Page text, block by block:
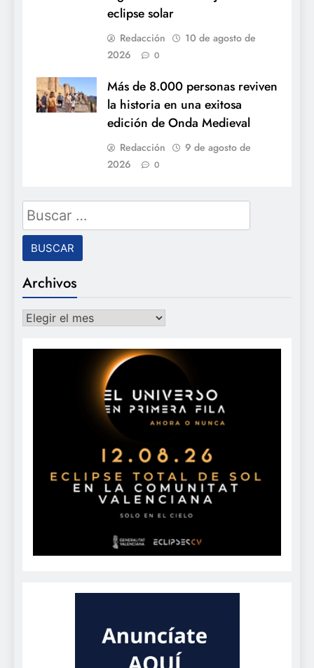
eclipse solar
Redacción
10 de agosto de
2026
0
Más de 8.000 personas reviven
la historia en una exitosa
edición de Onda Medieval
Redacción
9 de agosto de
2026
0
Buscar:
Archivos
Archivos